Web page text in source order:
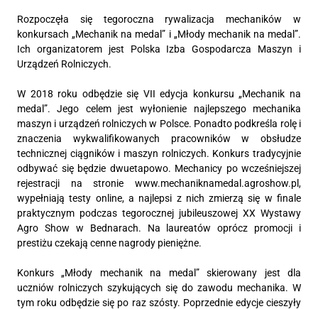
Rozpoczęła się tegoroczna rywalizacja mechaników w
konkursach „Mechanik na medal” i „Młody mechanik na medal”.
Ich organizatorem jest Polska Izba Gospodarcza Maszyn i
Urządzeń Rolniczych.
W 2018 roku odbędzie się VII edycja konkursu „Mechanik na
medal”. Jego celem jest wyłonienie najlepszego mechanika
maszyn i urządzeń rolniczych w Polsce. Ponadto podkreśla rolę i
znaczenia wykwalifikowanych pracowników w obsłudze
technicznej ciągników i maszyn rolniczych. Konkurs tradycyjnie
odbywać się będzie dwuetapowo. Mechanicy po wcześniejszej
rejestracji na stronie www.mechaniknamedal.agroshow.pl,
wypełniają testy online, a najlepsi z nich zmierzą się w finale
praktycznym podczas tegorocznej jubileuszowej XX Wystawy
Agro Show w Bednarach. Na laureatów oprócz promocji i
prestiżu czekają cenne nagrody pieniężne.
Konkurs „Młody mechanik na medal” skierowany jest dla
uczniów rolniczych szykujących się do zawodu mechanika. W
tym roku odbędzie się po raz szósty. Poprzednie edycje cieszyły